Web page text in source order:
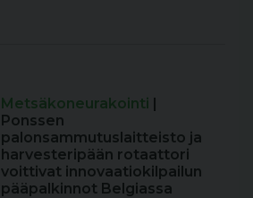
Metsäkoneurakointi |
Ponssen
palonsammutuslaitteisto ja
harvesteripään rotaattori
voittivat innovaatiokilpailun
pääpalkinnot Belgiassa